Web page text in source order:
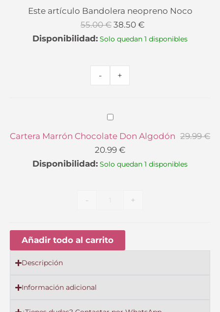
neopreno
Noco
Este artículo Bandolera neopreno Noco
55.00€ 38.50 €
Disponibilidad: Solo quedan 1 disponibles
- +
Cartera
Marrón
Chocolate
Cartera Marrón Chocolate Don Algodón 29.99€
20.99 €
Disponibilidad: Solo quedan 1 disponibles
- +
Añadir todo al carrito
Descripción
Información adicional